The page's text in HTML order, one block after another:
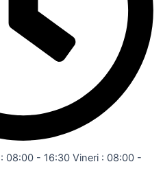
08:00 - 16:30 Vineri : 08:00 -